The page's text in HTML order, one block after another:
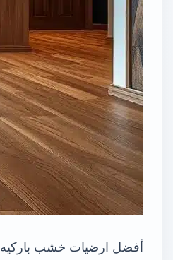
أفضل ارضيات خشب باركيه